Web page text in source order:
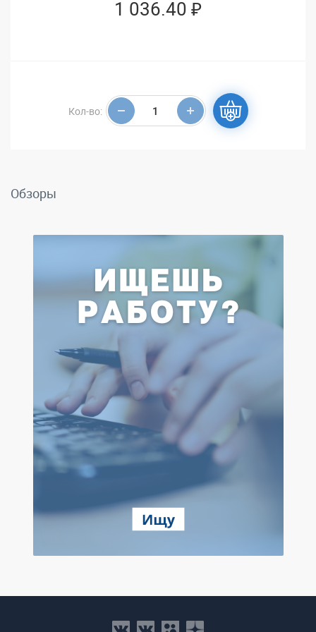
1 036.40 ₽
Кол-во:
Обзоры